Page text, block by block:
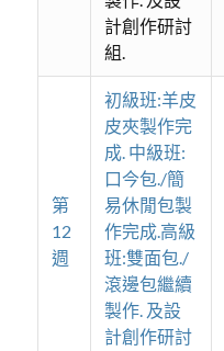
計創作研討
組.
第
12
週
初級班:羊皮
皮夾製作完
成. 中級班:
口今包./簡
易休閒包製
作完成.高級
班:雙面包./
滾邊包繼續
製作. 及設
計創作研討